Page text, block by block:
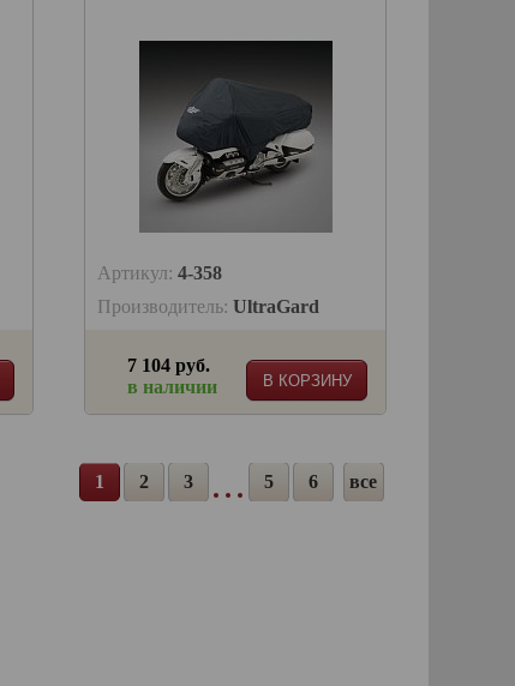
Артикул: 4-358
Производитель: UltraGard
В КОРЗИНУ
7 104 руб.
в наличии
1 2 3 5 6 все